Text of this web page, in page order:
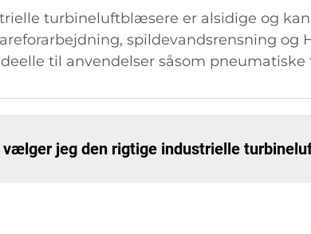
turbineluftblæsere er alsidige og
spildevandsrensning og
til anvendelser såsom
vælger jeg den rigtige industrielle